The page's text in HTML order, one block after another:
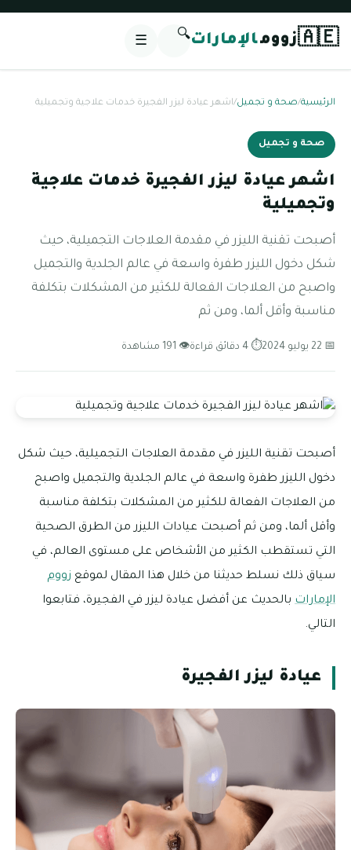
🇦🇪زوومالإمارات🔍
☰
الرئيسية/صحة و تجميل/اشهر عيادة ليزر الفجيرة خدمات علاجية وتجميلية
صحة و تجميل
اشهر عيادة ليزر الفجيرة خدمات علاجية
وتجميلية
أصبحت تقنية الليزر في مقدمة العلاجات التجميلية، حيث
شكل دخول الليزر طفرة واسعة في عالم الجلدية والتجميل
واصبح من العلاجات الفعالة للكثير من المشكلات بتكلفة
مناسبة وأقل ألما، ومن ثم
📅 22 يوليو 2024 ⏱ 4 دقائق قراءة 👁 191 مشاهدة
أصبحت تقنية الليزر في مقدمة العلاجات التجميلية، حيث شكل
دخول الليزر طفرة واسعة في عالم الجلدية والتجميل واصبح
من العلاجات الفعالة للكثير من المشكلات بتكلفة مناسبة
وأقل ألما، ومن ثم أصبحت عيادات الليزر من الطرق الصحية
التي تستقطب الكثير من الأشخاص على مستوى العالم، في
سياق ذلك نسلط حديثنا من خلال هذا المقال لموقع زووم
الإمارات بالحديث عن أفضل عيادة ليزر في الفجيرة، فتابعوا
التالي.
عيادة ليزر الفجيرة